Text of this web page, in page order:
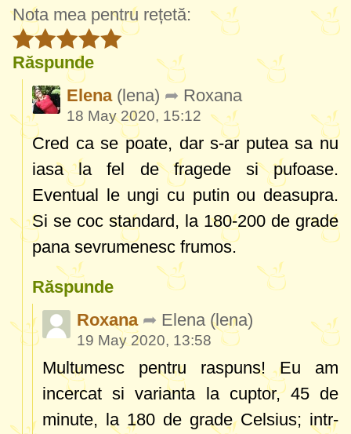
Nota mea pentru rețetă:
Răspunde
Elena (lena) Roxana
18 May 2020, 15:12
Cred ca se poate, dar s-ar putea sa nu
iasa la fel de fragede si pufoase.
Eventual le ungi cu putin ou deasupra.
Si se coc standard, la 180-200 de grade
pana sevrumenesc frumos.
Răspunde
Roxana
Elena (lena)
19 May 2020, 13:58
Multumesc pentru raspuns! Eu am
incercat si varianta la cuptor, 45 de
minute, la 180 de grade Celsius; intr-